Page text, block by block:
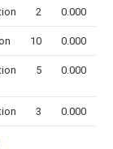
2 0.000
10 0.000
5 0.000
3 0.000